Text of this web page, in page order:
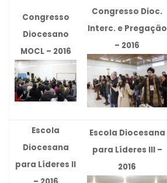
Congresso
Diocesano
MOCL – 2016
Congresso Dioc.
Interc. e Pregação
– 2016
Escola
Diocesana
para Líderes II
Escola Diocesana
para Líderes III –
2016